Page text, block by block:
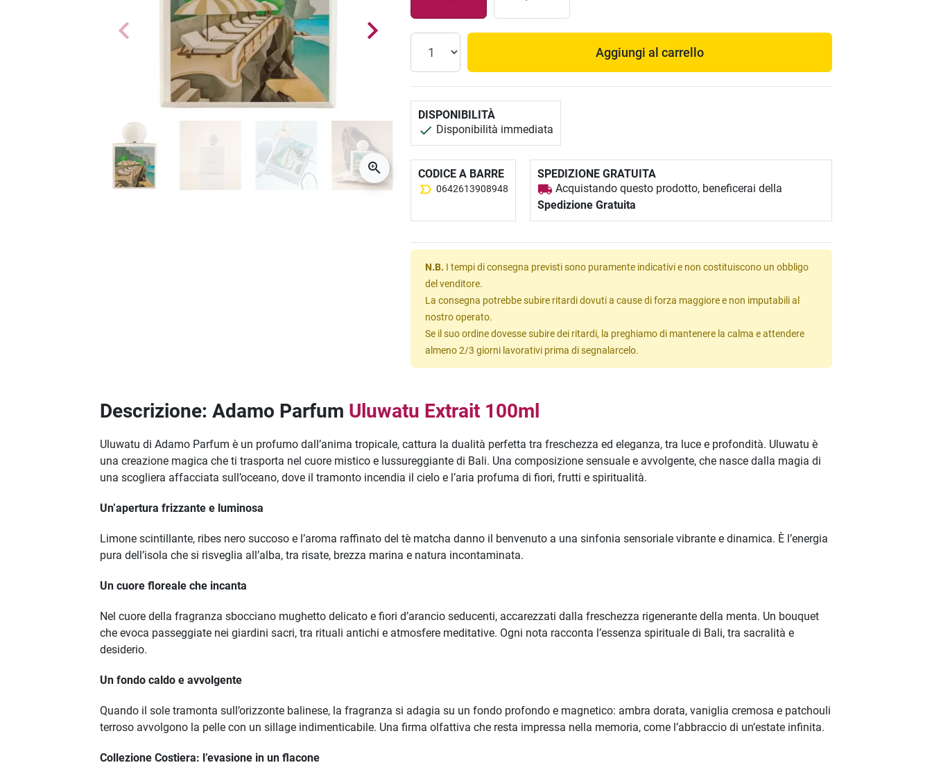
Aggiungi al carrello
DISPONIBILITÀ
Disponibilità immediata
CODICE A BARRE
0642613908948
SPEDIZIONE GRATUITA
Acquistando questo prodotto, beneficerai della
Spedizione Gratuita
N.B. I tempi di consegna previsti sono puramente indicativi e non costituiscono un obbligo
del venditore.
La consegna potrebbe subire ritardi dovuti a cause di forza maggiore e non imputabili al
nostro operato.
Se il suo ordine dovesse subire dei ritardi, la preghiamo di mantenere la calma e attendere
almeno 2/3 giorni lavorativi prima di segnalarcelo.
Descrizione: Adamo Parfum Uluwatu Extrait 100ml
Uluwatu di Adamo Parfum è un profumo dall’anima tropicale, cattura la dualità perfetta tra freschezza ed eleganza, tra luce e profondità. Uluwatu è
una creazione magica che ti trasporta nel cuore mistico e lussureggiante di Bali. Una composizione sensuale e avvolgente, che nasce dalla magia di
una scogliera affacciata sull’oceano, dove il tramonto incendia il cielo e l’aria profuma di fiori, frutti e spiritualità.
Un’apertura frizzante e luminosa
Limone scintillante, ribes nero succoso e l’aroma raffinato del tè matcha danno il benvenuto a una sinfonia sensoriale vibrante e dinamica. È l’energia
pura dell’isola che si risveglia all’alba, tra risate, brezza marina e natura incontaminata.
Un cuore floreale che incanta
Nel cuore della fragranza sbocciano mughetto delicato e fiori d’arancio seducenti, accarezzati dalla freschezza rigenerante della menta. Un bouquet
che evoca passeggiate nei giardini sacri, tra rituali antichi e atmosfere meditative. Ogni nota racconta l’essenza spirituale di Bali, tra sacralità e
desiderio.
Un fondo caldo e avvolgente
Quando il sole tramonta sull’orizzonte balinese, la fragranza si adagia su un fondo profondo e magnetico: ambra dorata, vaniglia cremosa e patchouli
terroso avvolgono la pelle con un sillage indimenticabile. Una firma olfattiva che resta impressa nella memoria, come l’abbraccio di un’estate infinita.
Collezione Costiera: l’evasione in un flacone